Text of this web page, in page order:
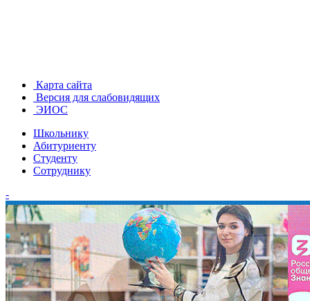
Карта сайта
Версия для слабовидящих
ЭИОС
Школьнику
Абитуриенту
Студенту
Сотруднику
-